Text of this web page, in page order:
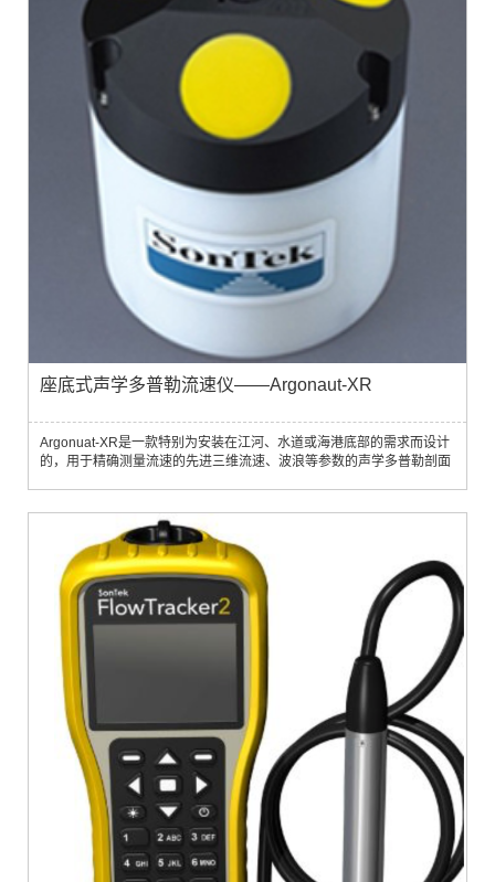
座底式声学多普勒流速仪——Argonaut-XR
Argonuat-XR是一款特别为安装在江河、水道或海港底部的需求而设计
的，用于精确测量流速的先进三维流速、波浪等参数的声学多普勒剖面